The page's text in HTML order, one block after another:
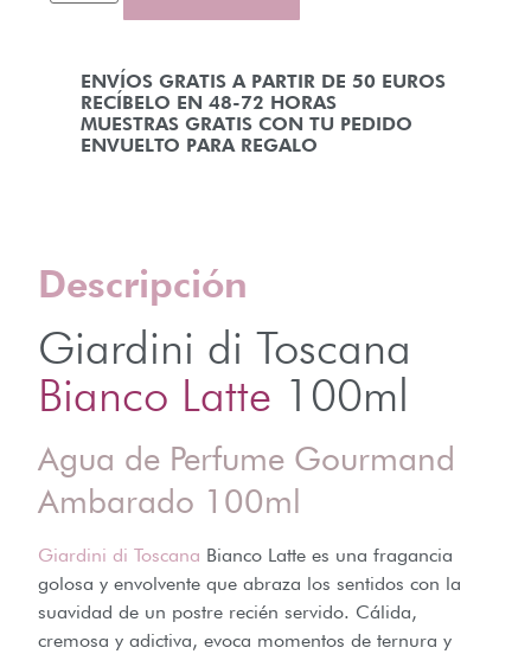
ENVÍOS GRATIS A PARTIR DE 50 EUROS
RECÍBELO EN 48-72 HORAS
MUESTRAS GRATIS CON TU PEDIDO
ENVUELTO PARA REGALO
Descripción
Giardini di Toscana
Bianco Latte 100ml
Agua de Perfume Gourmand
Ambarado 100ml
Giardini di Toscana Bianco Latte es una fragancia
golosa y envolvente que abraza los sentidos con la
suavidad de un postre recién servido. Cálida,
cremosa y adictiva, evoca momentos de ternura y